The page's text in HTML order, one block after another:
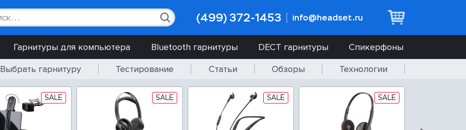
(499) 372-1453 info@headset.ru
Гарнитуры для компьютера Bluetooth гарнитуры DECT гарнитуры
Спикерфоны
Выбрать гарнитуру Тестирование Статьи Обзоры Технологии
SALE SALE SALE SALE